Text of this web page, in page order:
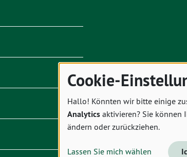
Cookie-
Hallo! Könnten wir bitte einige
Analytics aktivieren? Sie können
ändern oder zurückziehen.
Lassen Sie mich wählen